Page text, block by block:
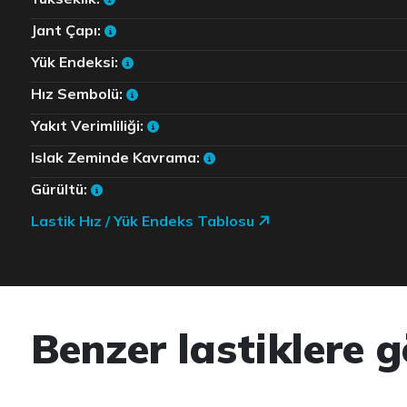
Jant Çapı:
Yük Endeksi:
Hız Sembolü:
Yakıt Verimliliği:
Islak Zeminde Kavrama:
Gürültü:
Lastik Hız / Yük Endeks Tablosu
Benzer lastiklere